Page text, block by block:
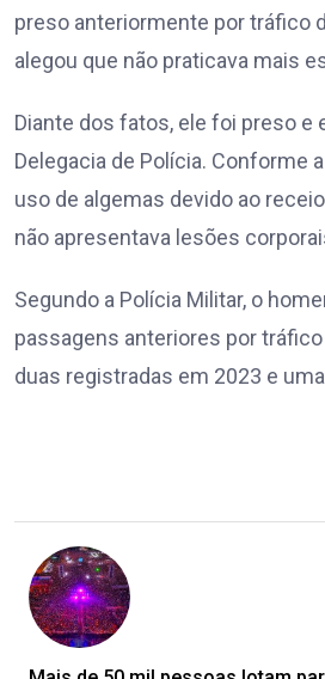
preso anteriormente por tráfico
alegou que não praticava mais
Diante dos fatos, ele foi preso e
Delegacia de Polícia. Conforme
uso de algemas devido ao
não apresentava lesões
Segundo a Polícia Militar, o
passagens anteriores por
duas registradas em 2023 e